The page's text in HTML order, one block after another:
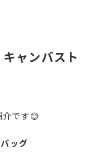
キャンバスト
です😊
ッグ